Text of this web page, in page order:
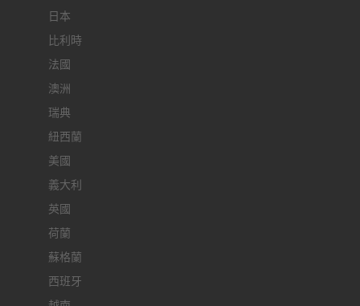
日本
比利時
法國
澳洲
瑞典
紐西蘭
美國
義大利
英國
荷蘭
蘇格蘭
西班牙